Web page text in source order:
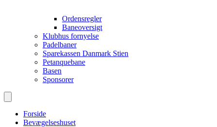
Ordensregler
Baneoversigt
Klubhus fornyelse
Padelbaner
Sparekassen Danmark Stien
Petanquebane
Basen
Sponsorer
Forside
Bevægelseshuset